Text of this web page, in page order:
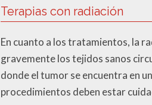
Terapias con radiación
En cuanto a los tratamientos, la
gravemente los tejidos sanos
donde el tumor se encuentra en
procedimientos deben estar